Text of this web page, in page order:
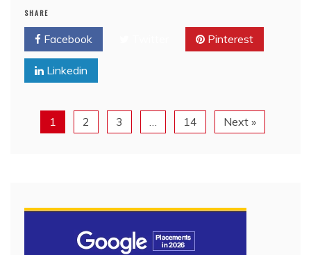
SHARE
Facebook Pinterest
Linkedin
1 2 3 … 14 Next »